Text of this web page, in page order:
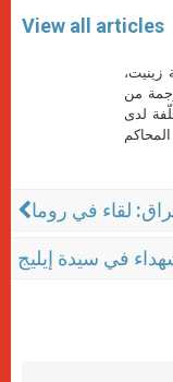
View all articles
من
لدى
المحاكم
لقاء في روما
في سيدة إيليج